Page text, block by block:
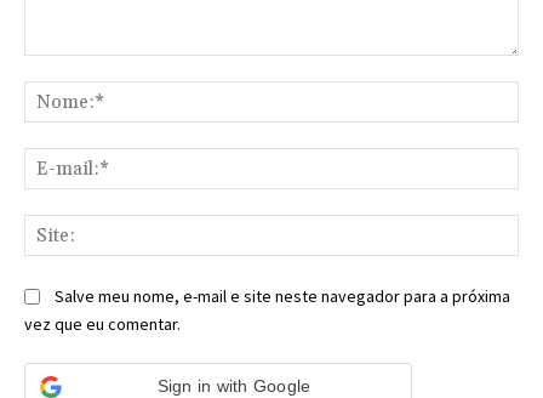
Salve meu nome, e-mail e site neste navegador para a próxima
vez que eu comentar.
Sign in with Google